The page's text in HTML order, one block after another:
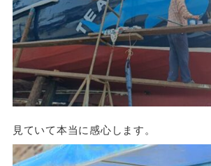
見ていて本当に感心します。